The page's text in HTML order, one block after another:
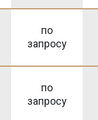
по
запросу
по
запросу